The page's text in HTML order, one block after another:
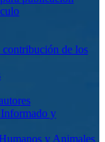
contribución de los
y
y Animales